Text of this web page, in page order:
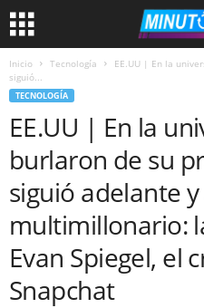
Inicio Tecnología
EE.UU | En la
siguió...
TECNOLOGÍA
EE.UU | En la
burlaron de su
siguió adelante
multimillonario:
Evan Spiegel, el
Snapchat